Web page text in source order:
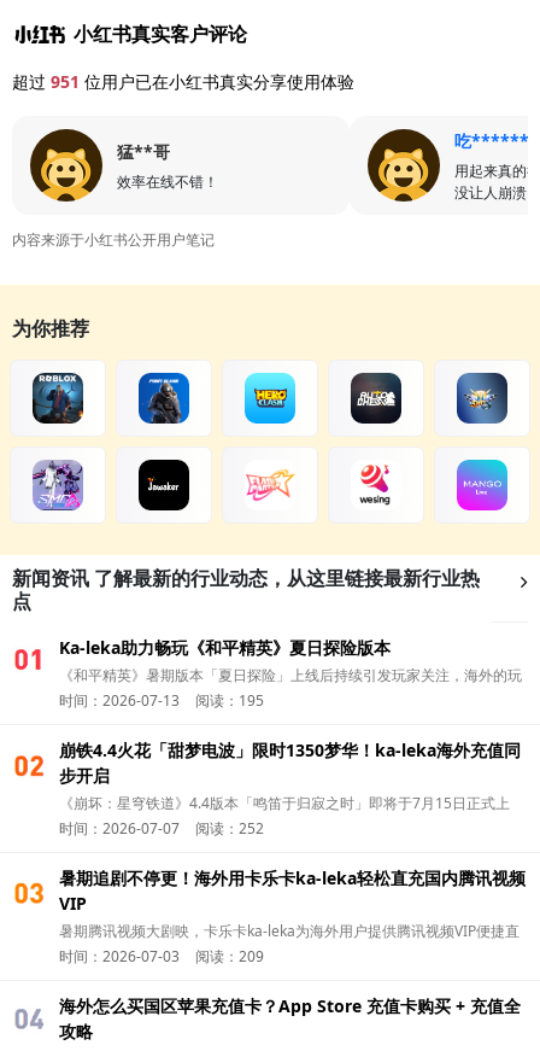
小红书真实客户评论
超过 951 位用户已在小红书真实分享使用体验
猛**哥
效率在线不错！
吃******
用起来真的
没让人崩溃
内容来源于小红书公开用户笔记
为你推荐
新闻资讯 了解最新的行业动态，从这里链接最新行业热
点
01
Ka-leka助力畅玩《和平精英》夏日探险版本
《和平精英》暑期版本「夏日探险」上线后持续引发玩家关注，海外的玩
家除了第一时间更新版本，可以通过 华人充值平台Ka-leka 完成国区游戏
时间：2026-07-13 阅读：195
01
崩铁4.4火花「甜梦电波」限时1350梦华！ka-leka海外充值同
步开启
《崩坏：星穹铁道》4.4版本「鸣笛于归寂之时」即将于7月15日正式上
线。今天就和卡乐卡ka-leka一起了解，怎么海外充值火花（Sparkle） 的
时间：2026-07-07 阅读：252
01
暑期追剧不停更！海外用卡乐卡ka-leka轻松直充国内腾讯视频
VIP
暑期腾讯视频大剧映，卡乐卡ka-leka为海外用户提供腾讯视频VIP便捷直
充，追剧无广告畅看一夏。
时间：2026-07-03 阅读：209
01
海外怎么买国区苹果充值卡？App Store 充值卡购买 + 充值全
攻略